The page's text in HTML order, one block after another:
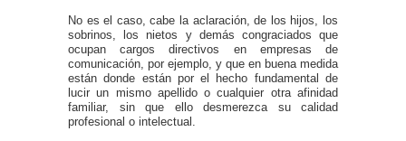
No es el caso, cabe la aclaración, de los hijos, los
sobrinos, los nietos y demás congraciados que
ocupan cargos directivos en empresas de
comunicación, por ejemplo, y que en buena medida
están donde están por el hecho fundamental de
lucir un mismo apellido o cualquier otra afinidad
familiar, sin que ello desmerezca su calidad
profesional o intelectual.